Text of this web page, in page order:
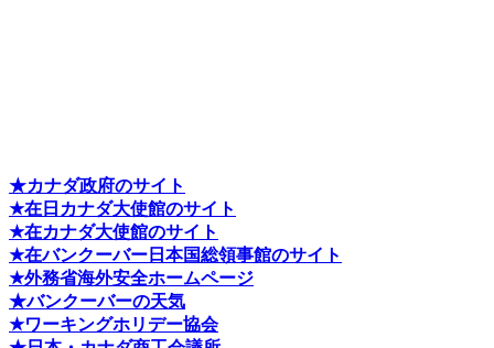
★カナダ政府のサイト
★在日カナダ大使館のサイト
★在カナダ大使館のサイト
★在バンクーバー日本国総領事館のサイト
★外務省海外安全ホームページ
★バンクーバーの天気
★ワーキングホリデー協会